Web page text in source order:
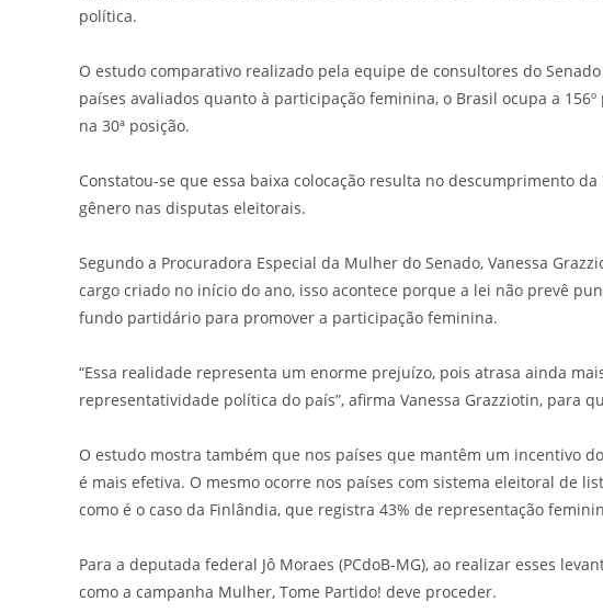
política.
O estudo comparativo realizado pela equipe de consultores do
países avaliados quanto à participação feminina, o Brasil ocupa a
na 30ª posição.
Constatou-se que essa baixa colocação resulta no descumprimento
gênero nas disputas eleitorais.
Segundo a Procuradora Especial da Mulher do Senado, Vanessa
cargo criado no início do ano, isso acontece porque a lei não prevê
fundo partidário para promover a participação feminina.
“Essa realidade representa um enorme prejuízo, pois atrasa ainda
representatividade política do país”, afirma Vanessa Grazziotin, para
O estudo mostra também que nos países que mantêm um incentivo
é mais efetiva. O mesmo ocorre nos países com sistema eleitoral de
como é o caso da Finlândia, que registra 43% de representação
Para a deputada federal Jô Moraes (PCdoB-MG), ao realizar esses
como a campanha Mulher, Tome Partido! deve proceder.